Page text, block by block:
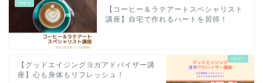
【コーヒー＆ラテアートスペシャリスト
講座】自宅で作れるハートを習得！
【グッドエイジングヨガアドバイザー講
座】心も身体もリフレッシュ！